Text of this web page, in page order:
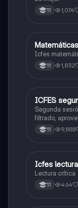
11 1,074
ICFES:
Icfes
11 1,832
ICFES:
ICFES
Segunda
filtrado,
poder
carrera con la
11 9,888
Lengua
Icfes
Lectura crítica
11 464